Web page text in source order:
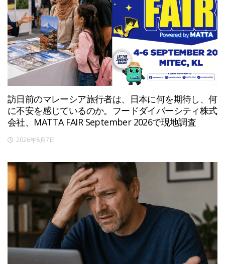
訪日前のマレーシア旅行者は、日本に何を期待し、何
に不安を感じているのか。フードダイバーシティ株式
会社、MATTA FAIR September 2026で現地調査
2026年8月7日